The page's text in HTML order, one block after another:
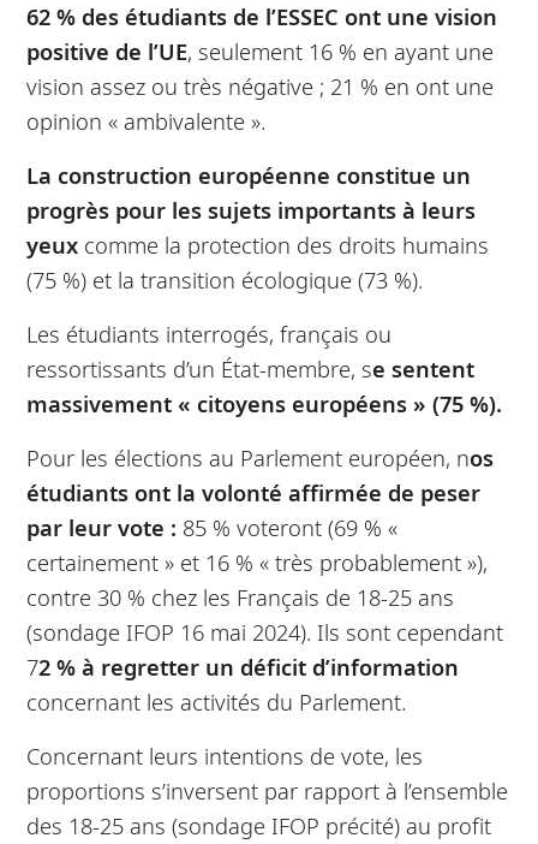
62 % des étudiants de l’ESSEC ont une vision
positive de l’UE, seulement 16 % en ayant une
vision assez ou très négative ; 21 % en ont une
opinion « ambivalente ».
La construction européenne constitue un
progrès pour les sujets importants à leurs
yeux comme la protection des droits humains
(75 %) et la transition écologique (73 %).
Les étudiants interrogés, français ou
ressortissants d’un État-membre, se sentent
massivement « citoyens européens » (75 %).
Pour les élections au Parlement européen, nos
étudiants ont la volonté affirmée de peser
par leur vote : 85 % voteront (69 % «
certainement » et 16 % « très probablement »),
contre 30 % chez les Français de 18-25 ans
(sondage IFOP 16 mai 2024). Ils sont cependant
72 % à regretter un déficit d’information
concernant les activités du Parlement.
Concernant leurs intentions de vote, les
proportions s’inversent par rapport à l’ensemble
des 18-25 ans (sondage IFOP précité) au profit